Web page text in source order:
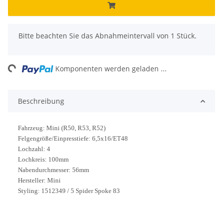
x
Bitte beachten Sie das Abnahmeintervall von 1 Stück.
Komponenten werden geladen ...
Beschreibung
Fahrzeug: Mini (R50, R53, R52)
Felgengröße/Einpresstiefe: 6,5x16/ET48
Lochzahl: 4
Lochkreis: 100mm
Nabendurchmesser: 56mm
Hersteller: Mini
Styling: 1512349 / 5 Spider Spoke 83